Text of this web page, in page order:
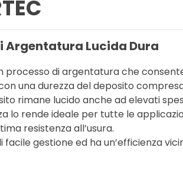
Argentatura Lucida Dura
processo di argentatura che
una durezza del deposito
rimane lucido anche ad elevati
lo rende ideale per tutte le
resistenza all’usura.
facile gestione ed ha un’efficienza